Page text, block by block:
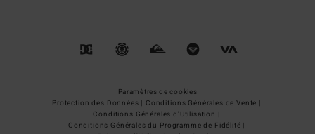
Paramètres de cookies
Protection des Données | Conditions Générales de Vente |
Conditions Générales d'Utilisation |
Conditions Générales du Programme de Fidélité |